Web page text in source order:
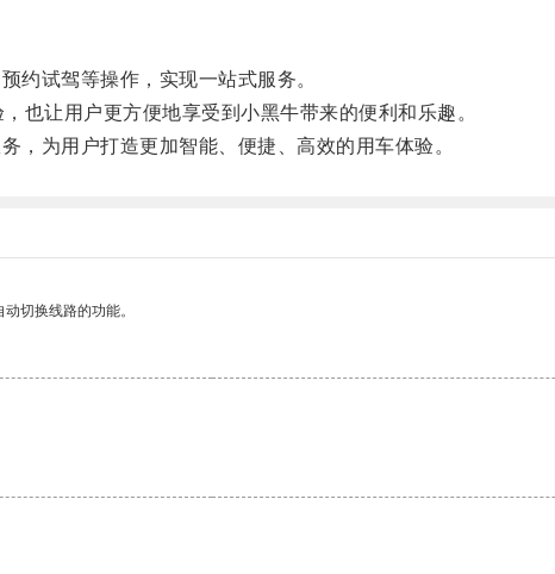
试驾等操作，实现一站式服务。
让用户更方便地享受到小黑牛带来的便利和乐趣。
为用户打造更加智能、便捷、高效的用车体验。
切换线路的功能。